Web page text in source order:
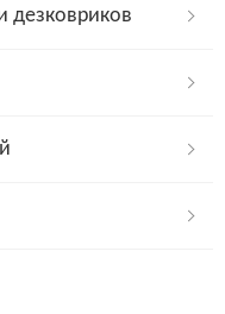
дезковриков